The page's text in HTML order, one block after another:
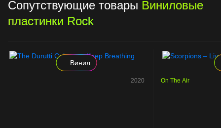
Сопутствующие товары Виниловые
пластинки Rock
Винил
2020 On The Air